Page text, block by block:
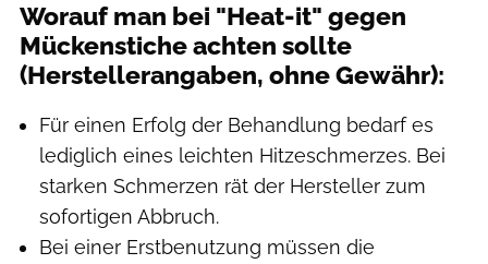
Worauf man bei "Heat-it" gegen
Mückenstiche achten sollte
(Herstellerangaben, ohne Gewähr):
Für einen Erfolg der Behandlung bedarf es
lediglich eines leichten Hitzeschmerzes. Bei
starken Schmerzen rät der Hersteller zum
sofortigen Abbruch.
Bei einer Erstbenutzung müssen die